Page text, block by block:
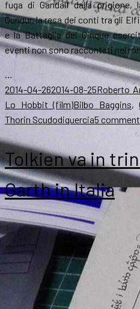
fuga di Gandalf dalla
Gundur, la resa dei conti tra gli
e la Battaglia dei Cinque
eventi non sono raccontati nel
…
Scritto
il
2014-04-262014-08-25Autore
Roberto
Lo Hobbit (film)Tag
Bilbo Baggins,
Thorin Scudodiquercia5
Tolkien va in
Garth in Italia